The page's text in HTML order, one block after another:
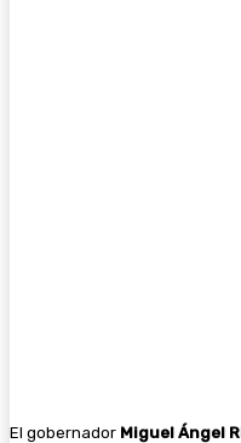
El gobernador Miguel Ángel